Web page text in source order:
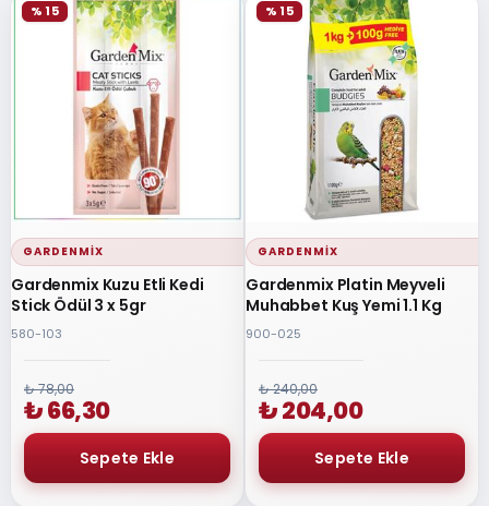
GARDENMIX
Gardenmix Kuzu Etli Kedi
Stick Ödül 3 x 5gr
580-103
% 15
₺ 78,00
₺ 66,30
GARDENMIX
Gardenmix Platin Meyveli
Muhabbet Kuş Yemi 1.1 Kg
900-025
% 15
₺ 240,00
₺ 204,00